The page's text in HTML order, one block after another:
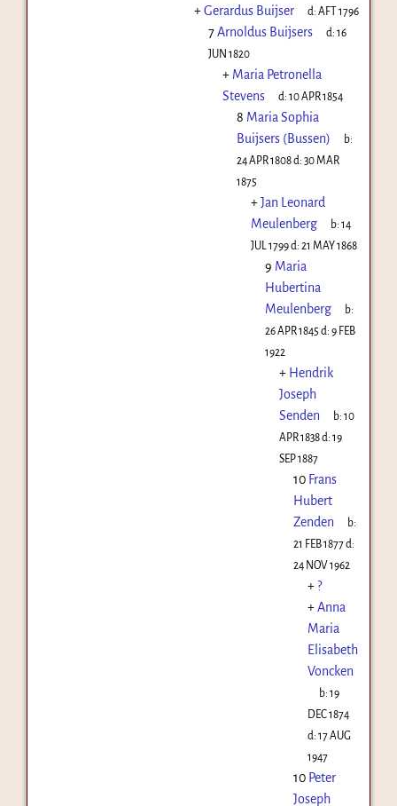
+Gerardus Buijser d:AFT 1796
7Arnoldus Buijsers d:16
JUN 1820
+ Maria Petronella
Stevens
d:10 APR 1854
8 Maria Sophia
Buijsers (Bussen)
b:
24 APR 1808d: 30 MAR
1875
+Jan Leonard
Meulenberg
b:14
JUL 1799d: 21 MAY 1868
9 Maria
Hubertina
Meulenberg
b:
26 APR 1845 d: 9 FEB
1922
+ Hendrik
Joseph
Senden
b:10
APR 1838d: 19
SEP 1887
10 Frans
Hubert
Zenden
b:
21 FEB 1877d:
24 NOV 1962
+ ?
+Anna
Maria
Elisabeth
Voncken
b:19
DEC 1874
d: 17 AUG
1947
10 Peter
Joseph